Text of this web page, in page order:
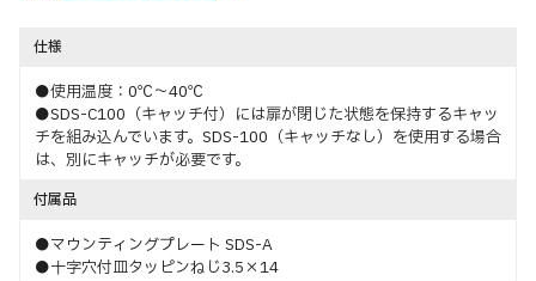
仕様
●使用温度：0℃～40℃
●SDS-C100（キャッチ付）には扉が閉じた状態を保持するキャッ
チを組み込んでいます。SDS-100（キャッチなし）を使用する場合
は、別にキャッチが必要です。
付属品
●マウンティングプレート SDS-A
●十字穴付皿タッピンねじ3.5×14